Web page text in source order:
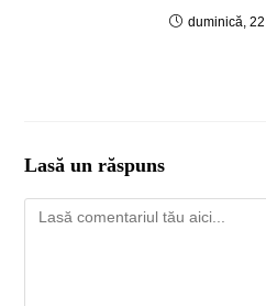
duminică,
Lasă un răspuns